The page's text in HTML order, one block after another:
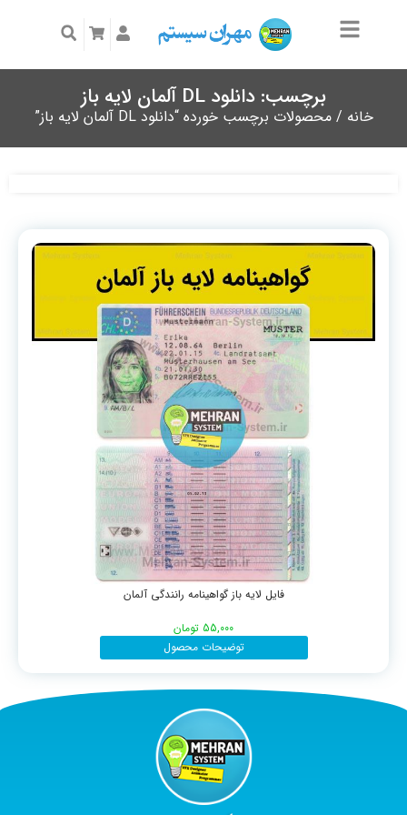
برچسب: دانلود DL آلمان لایه باز
خانه / محصولات برچسب خورده “دانلود DL آلمان لایه باز”
فایل لایه باز گواهینامه رانندگی آلمان
55,000 تومان
توضیحات محصول